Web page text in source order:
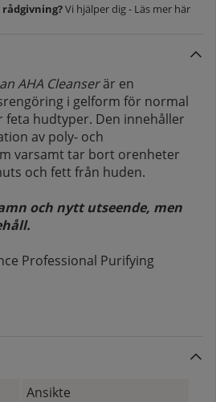
Vi hjälper dig - Läs mer här
AHA Cleanserär en
i gelform för normal
hudtyper. Den innehåller
av poly- och
varsamt tar bort orenheter
och fett från huden.
och nytt utseende, men
Professional Purifying
Ansikte